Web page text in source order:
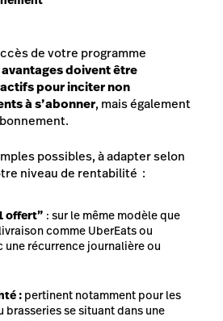
de votre programme
avantages doivent être
pour inciter non
à s’abonner, mais également
possibles, à adapter selon
niveau de rentabilité :
offert” : sur le même modèle que
comme UberEats ou
une récurrence journalière ou
: pertinent notamment pour les
brasseries se situant dans une